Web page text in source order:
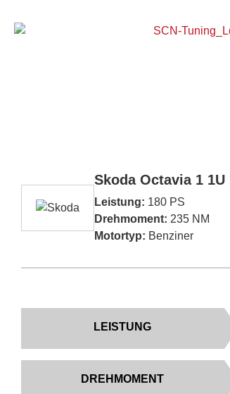
Skoda Octavia 1 1U
Leistung: 180 PS
Drehmoment: 235 NM
Motortyp: Benziner
LEISTUNG
DREHMOMENT